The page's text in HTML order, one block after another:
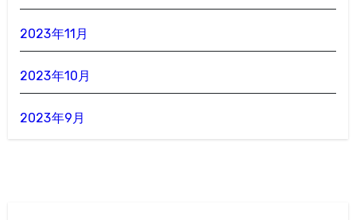
2023年11月
2023年10月
2023年9月